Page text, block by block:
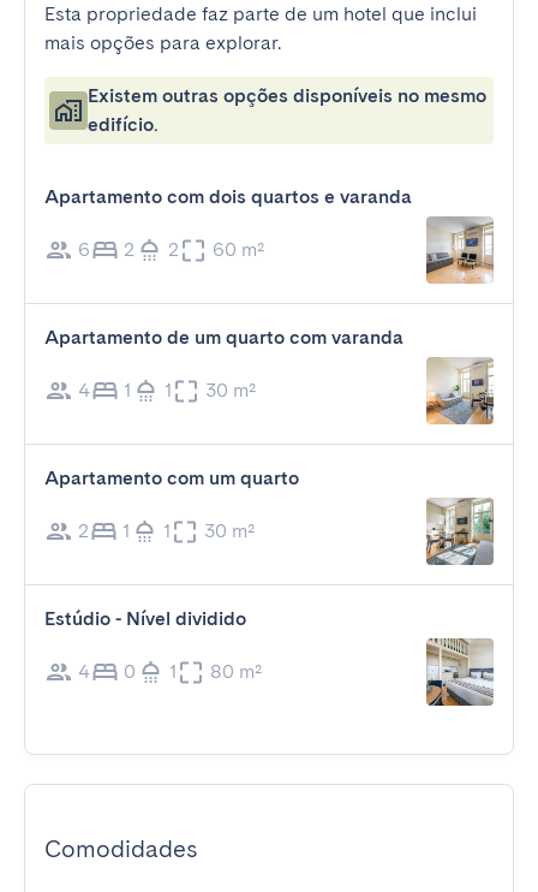
Esta propriedade faz parte de um hotel que inclui
mais opções para explorar.
Existem outras opções disponíveis no mesmo
edifício.
Apartamento com dois quartos e varanda
6 2 2 60 m²
Apartamento de um quarto com varanda
4 1 1 30 m²
Apartamento com um quarto
2 1 1 30 m²
Estúdio - Nível dividido
4 0 1 80 m²
Comodidades